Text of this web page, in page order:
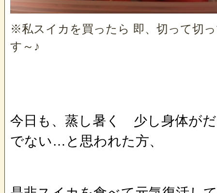
※私スイカを買ったら 即、切って切
す～♪
今日も、蒸し暑く 少し身体が
でない…と思われた方、